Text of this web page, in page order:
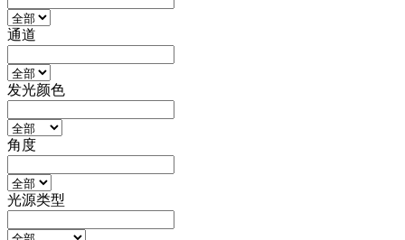
通道
发光颜色
角度
光源类型